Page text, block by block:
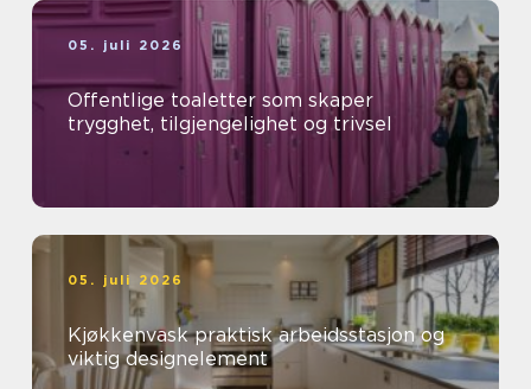
05. juli 2026
Offentlige toaletter som skaper
trygghet, tilgjengelighet og trivsel
05. juli 2026
Kjøkkenvask praktisk arbeidsstasjon og
viktig designelement